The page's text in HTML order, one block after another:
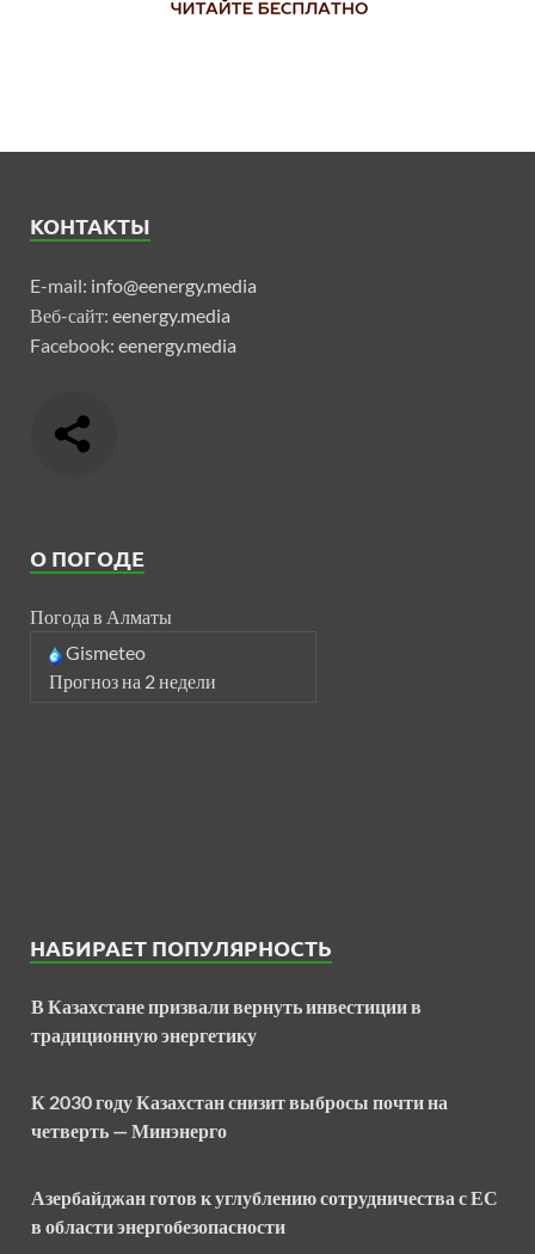
КОНТАКТЫ
E-mail: info@eenergy.media
Веб-сайт: eenergy.media
Facebook: eenergy.media
О ПОГОДЕ
Погода в Алматы
Gismeteo
Прогноз на 2 недели
НАБИРАЕТ ПОПУЛЯРНОСТЬ
В Казахстане призвали вернуть инвестиции в
традиционную энергетику
К 2030 году Казахстан снизит выбросы почти на
четверть — Минэнерго
Азербайджан готов к углублению сотрудничества с ЕС
в области энергобезопасности